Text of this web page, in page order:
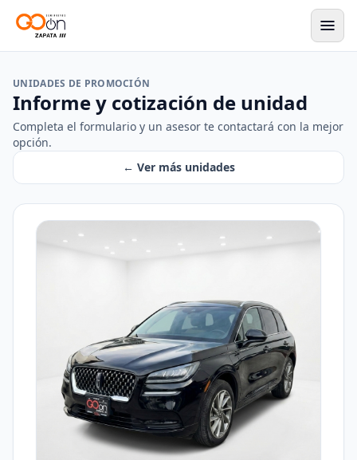
Go On Autos
UNIDADES DE PROMOCIÓN
Informe y cotización de unidad
Completa el formulario y un asesor te contactará con la mejor
opción.
← Ver más unidades